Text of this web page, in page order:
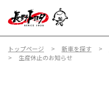
トップページ 新車を探す
生産休止のお知らせ